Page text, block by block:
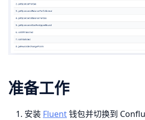
准备工作
安装 Fluent钱包并切换到